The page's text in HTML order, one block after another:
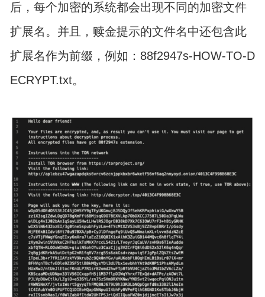
后，每个加密的系统都会出现不同的加密文件
扩展名。并且，赎金提示的文件名中还包含此
扩展名作为前缀，例如：88f2947s-HOW-TO-D
ECRYPT.txt。